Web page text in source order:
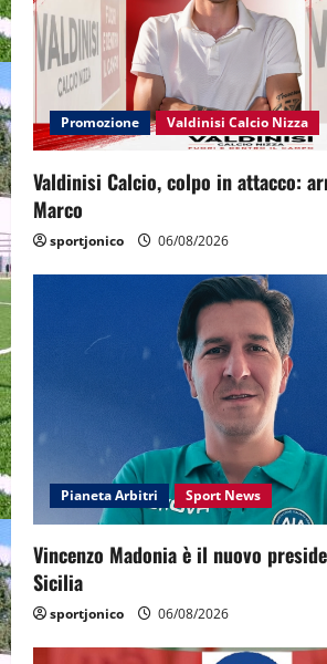
Promozione Valdinisi Calcio Nizza
Valdinisi Calcio, colpo in attacco:
Marco
sportjonico 06/08/2026
Pianeta Arbitri Sport News
Vincenzo Madonia è il nuovo
Sicilia
sportjonico 06/08/2026